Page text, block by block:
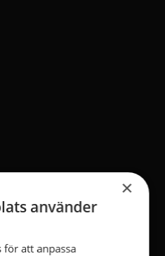
×
använder
för att anpassa